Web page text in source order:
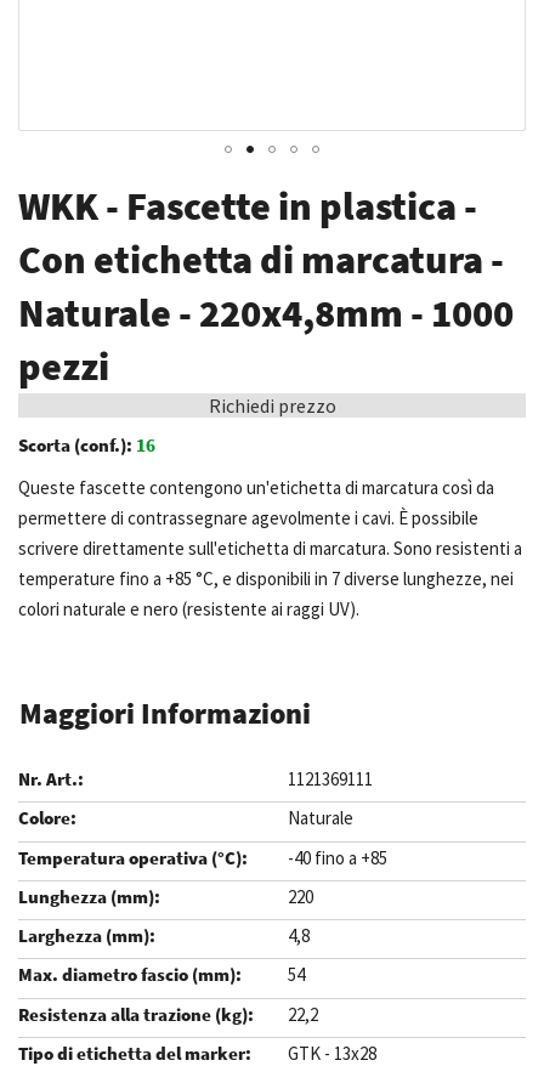
all'inizio
della
galleria
di
immagini
WKK - Fascette in plastica -
Con etichetta di marcatura -
Naturale - 220x4,8mm - 1000
pezzi
Richiedi prezzo
Scorta (conf.): 16
Queste fascette contengono un'etichetta di marcatura così da
permettere di contrassegnare agevolmente i cavi. È possibile
scrivere direttamente sull'etichetta di marcatura. Sono resistenti a
temperature fino a +85 °C, e disponibili in 7 diverse lunghezze, nei
colori naturale e nero (resistente ai raggi UV).
Maggiori Informazioni
1121369111
Naturale
-40 fino a +85
220
4,8
54
22,2
GTK - 13x28